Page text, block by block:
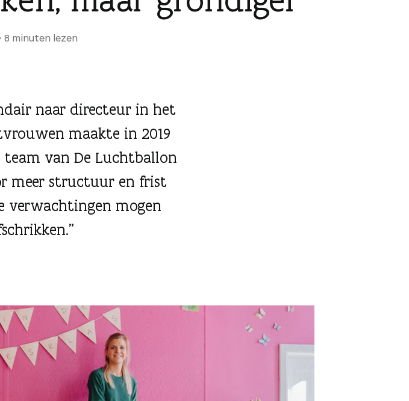
8 minuten lezen
naar directeur in het
maakte in 2019
van De Luchtballon
meer structuur en frist
verwachtingen mogen